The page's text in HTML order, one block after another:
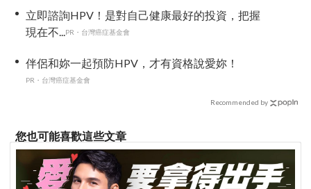
立即諮詢HPV！是對自己健康最好的投資，把握
現在不...PR・台灣癌症基金會
伴侶和妳一起預防HPV，才有資格說愛妳！
PR・台灣癌症基金會
Recommended by
您也可能喜歡這些文章